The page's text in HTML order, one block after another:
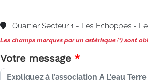
Quartier Secteur 1 - Les Echoppes -
Les champs marqués par un astérisque (*) sont
Votre message